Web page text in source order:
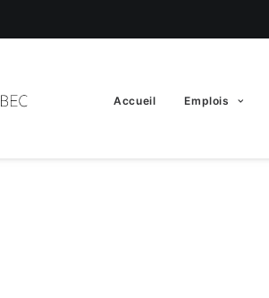
Accueil Emplois